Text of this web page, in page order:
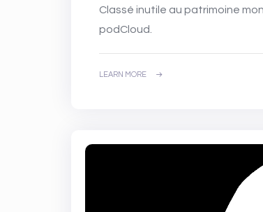
Classé inutile au patrimoine mondial de l’UNESCO depuis 1992. Développeur et patron de
podCloud.
LEARN MORE